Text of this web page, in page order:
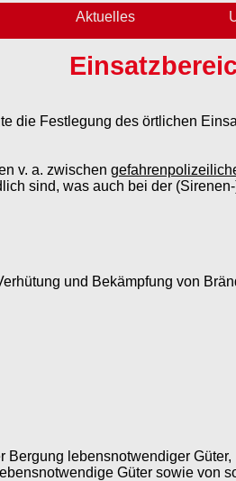
Aktuelles
die Festlegung des örtlichen
v. a. zwischen
sind, was auch bei der
und Bekämpfung von
Bergung lebensnotwendiger Güter,
Güter sowie von